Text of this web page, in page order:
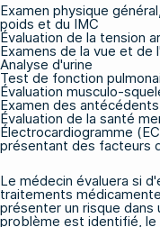
Examen physique
poids et du IMC
Évaluation de la tension
Examens de la vue et de
Analyse d'urine
Test de fonction
Évaluation musculo-
Examen des
Évaluation de la santé
Électrocardiogramme
présentant des facteurs
Le médecin évaluera si
traitements
présenter un risque dans
problème est identifié, le